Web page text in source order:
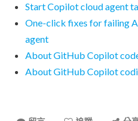
Start Copilot cloud agent
One-click fixes for failing
agent
About GitHub Copilot
About GitHub Copilot